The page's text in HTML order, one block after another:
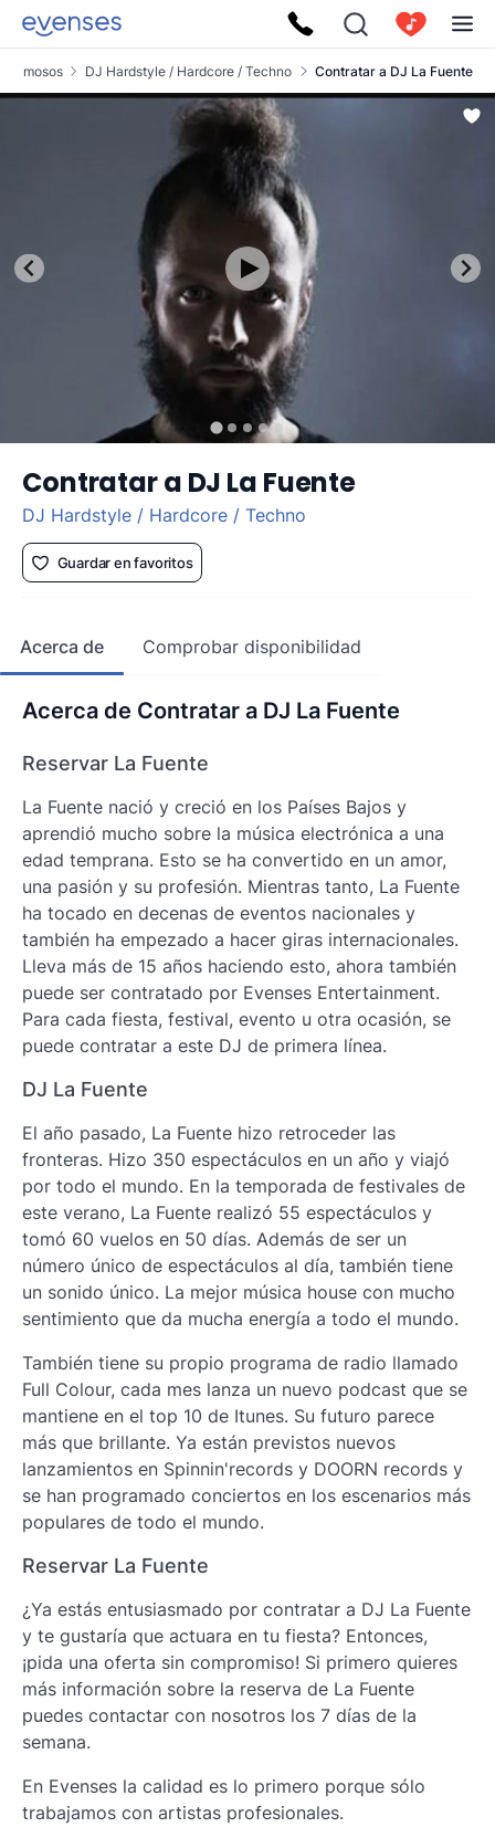
famosos DJ Hardstyle / Hardcore / Techno Contratar a DJ La Fuente
Contratar a DJ La Fuente
DJ Hardstyle / Hardcore / Techno
Guardar en favoritos
Acerca de Comprobar disponibilidad
Acerca de Contratar a DJ La Fuente
Reservar La Fuente
La Fuente nació y creció en los Países Bajos y
aprendió mucho sobre la música electrónica a una
edad temprana. Esto se ha convertido en un amor,
una pasión y su profesión. Mientras tanto, La Fuente
ha tocado en decenas de eventos nacionales y
también ha empezado a hacer giras internacionales.
Lleva más de 15 años haciendo esto, ahora también
puede ser contratado por Evenses Entertainment.
Para cada fiesta, festival, evento u otra ocasión, se
puede contratar a este DJ de primera línea.
DJ La Fuente
El año pasado, La Fuente hizo retroceder las
fronteras. Hizo 350 espectáculos en un año y viajó
por todo el mundo. En la temporada de festivales de
este verano, La Fuente realizó 55 espectáculos y
tomó 60 vuelos en 50 días. Además de ser un
número único de espectáculos al día, también tiene
un sonido único. La mejor música house con mucho
sentimiento que da mucha energía a todo el mundo.
También tiene su propio programa de radio llamado
Full Colour, cada mes lanza un nuevo podcast que se
mantiene en el top 10 de Itunes. Su futuro parece
más que brillante. Ya están previstos nuevos
lanzamientos en Spinnin'records y DOORN records y
se han programado conciertos en los escenarios más
populares de todo el mundo.
Reservar La Fuente
¿Ya estás entusiasmado por contratar a DJ La Fuente
y te gustaría que actuara en tu fiesta? Entonces,
¡pida una oferta sin compromiso! Si primero quieres
más información sobre la reserva de La Fuente
puedes contactar con nosotros los 7 días de la
semana.
En Evenses la calidad es lo primero porque sólo
trabajamos con artistas profesionales.